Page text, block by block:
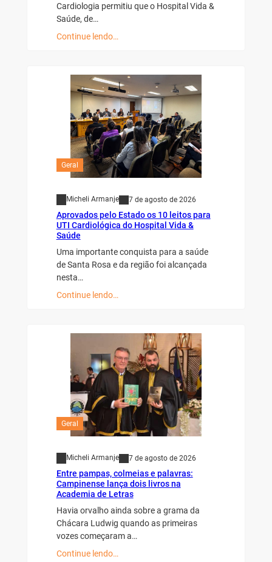
Cardiologia permitiu que o Hospital Vida &
Saúde, de…
Continue lendo…
Geral
Micheli Armanje 7 de agosto de 2026
Aprovados pelo Estado os 10 leitos para
UTI Cardiológica do Hospital Vida &
Saúde
Uma importante conquista para a saúde
de Santa Rosa e da região foi alcançada
nesta…
Continue lendo…
Geral
Micheli Armanje 7 de agosto de 2026
Entre pampas, colmeias e palavras:
Campinense lança dois livros na
Academia de Letras
Havia orvalho ainda sobre a grama da
Chácara Ludwig quando as primeiras
vozes começaram a…
Continue lendo…